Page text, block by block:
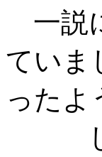
一説
ていま
ったよ
しか